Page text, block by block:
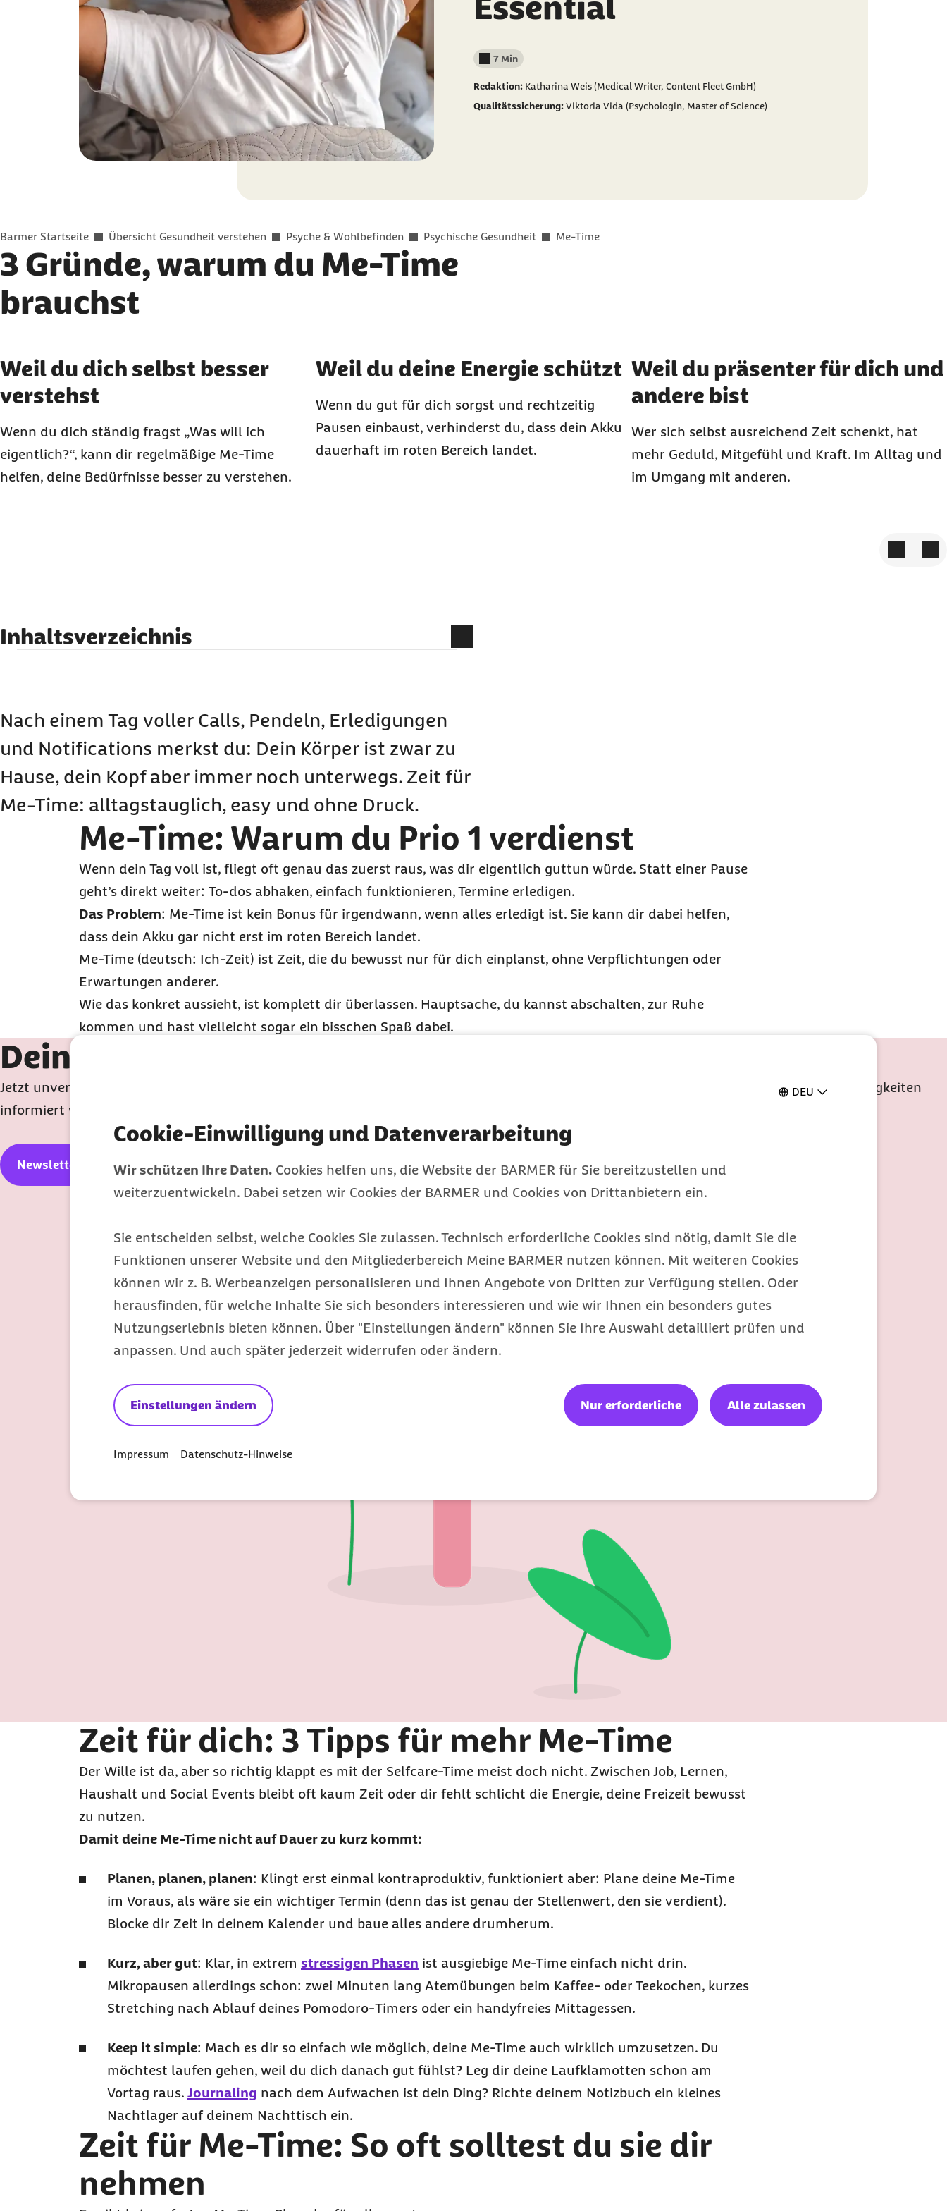
DEU
Cookie-Einwilligung und Datenverarbeitung
Wir schützen Ihre Daten. Cookies helfen uns, die Website der BARMER für Sie bereitzustellen und
weiterzuentwickeln. Dabei setzen wir Cookies der BARMER und Cookies von Drittanbietern ein.
Sie entscheiden selbst, welche Cookies Sie zulassen. Technisch erforderliche Cookies sind nötig, damit Sie die
Funktionen unserer Website und den Mitgliederbereich Meine BARMER nutzen können. Mit weiteren Cookies
können wir z. B. Werbeanzeigen personalisieren und Ihnen Angebote von Dritten zur Verfügung stellen. Oder
herausfinden, für welche Inhalte Sie sich besonders interessieren und wie wir Ihnen ein besonders gutes
Nutzungserlebnis bieten können. Über "Einstellungen ändern" können Sie Ihre Auswahl detailliert prüfen und
anpassen. Und auch später jederzeit widerrufen oder ändern.
Einstellungen ändern Nur erforderliche Alle zulassen
Impressum Datenschutz-Hinweise
Lesedauer weniger als
7 Min
Redaktion: Katharina Weis (Medical Writer, Content Fleet GmbH)
Qualitätssicherung:Viktoria Vida (Psychologin, Master of Science)
Sie befinden sich hier:
Barmer Startseite Übersicht Gesundheit verstehen Psyche & Wohlbefinden Psychische Gesundheit Me-Time
3 Gründe, warum du Me-Time
brauchst
Karussell mit 3 Elementen
Element 1 von 3
Weil du dich selbst besser
verstehst
Wenn du dich ständig fragst „Was will ich
eigentlich?“, kann dir regelmäßige Me-Time
helfen, deine Bedürfnisse besser zu verstehen.
Element 2 von 3
Weil du deine Energie schützt
Wenn du gut für dich sorgst und rechtzeitig
Pausen einbaust, verhinderst du, dass dein Akku
dauerhaft im roten Bereich landet.
Element 3 von 3
Weil du präsenter für dich und
andere bist
Wer sich selbst ausreichend Zeit schenkt, hat
mehr Geduld, Mitgefühl und Kraft. Im Alltag und
im Umgang mit anderen.
Inhaltsverzeichnis
Ideen für deine Me-Time: Runterfahren statt Doomscrolling
Me-Time ohne Druck: Zeit für dich statt Selbstoptimierung
Fazit: EchteMe-Time bedeutet Balance, nicht Egoismus
Me-Time: Häufige Fragen und Antworten
Nach einem Tag voller Calls, Pendeln, Erledigungen
und Notifications merkst du: Dein Körper ist zwar zu
Hause, dein Kopf aber immer noch unterwegs. Zeit für
Me-Time: alltagstauglich, easy und ohne Druck.
Me-Time: Warum du Prio 1 verdienst
Wenn dein Tag voll ist, fliegt oft genau das zuerst raus, was dir eigentlich guttun würde. Statt einer Pause
geht’s direkt weiter: To-dos abhaken, einfach funktionieren, Termine erledigen.
Das Problem: Me-Time ist kein Bonus für irgendwann, wenn alles erledigt ist. Sie kann dir dabei helfen,
dass dein Akku gar nicht erst im roten Bereich landet.
Me-Time (deutsch: Ich-Zeit) ist Zeit, die du bewusst nur für dich einplanst, ohne Verpflichtungen oder
Erwartungen anderer.
Wie das konkret aussieht, ist komplett dir überlassen. Hauptsache, du kannst abschalten, zur Ruhe
kommen und hast vielleicht sogar ein bisschen Spaß dabei.
Dein Newsletter für ein gesünderes Leben
Jetzt unverbindlich anmelden, monatlich Gesundheitsthemen mit wertvollen Tipps erhalten und über exklusive Barmer Services und Neuigkeiten
informiert werden.
Newsletter abonnieren
Zeit für dich: 3 Tipps für mehr Me-Time
Der Wille ist da, aber so richtig klappt es mit der Selfcare-Time meist doch nicht. Zwischen Job, Lernen,
Haushalt und Social Events bleibt oft kaum Zeit oder dir fehlt schlicht die Energie, deine Freizeit bewusst
zu nutzen.
Damit deine Me-Time nicht auf Dauer zu kurz kommt:
Planen, planen, planen: Klingt erst einmal kontraproduktiv, funktioniert aber: Plane deine Me-Time
im Voraus, als wäre sie ein wichtiger Termin (denn das ist genau der Stellenwert, den sie verdient).
Blocke dir Zeit in deinem Kalender und baue alles andere drumherum.
Kurz, aber gut: Klar, in extrem stressigen Phasen ist ausgiebige Me-Time einfach nicht drin.
Mikropausen allerdings schon: zwei Minuten lang Atemübungen beim Kaffee- oder Teekochen, kurzes
Stretching nach Ablauf deines Pomodoro-Timers oder ein handyfreies Mittagessen.
Keep it simple: Mach es dir so einfach wie möglich, deine Me-Time auch wirklich umzusetzen. Du
möchtest laufen gehen, weil du dich danach gut fühlst? Leg dir deine Laufklamotten schon am
Vortag raus. Journaling nach dem Aufwachen ist dein Ding? Richte deinem Notizbuch ein kleines
Nachtlager auf deinem Nachttisch ein.
Zeit für Me-Time: So oft solltest du sie dir
nehmen